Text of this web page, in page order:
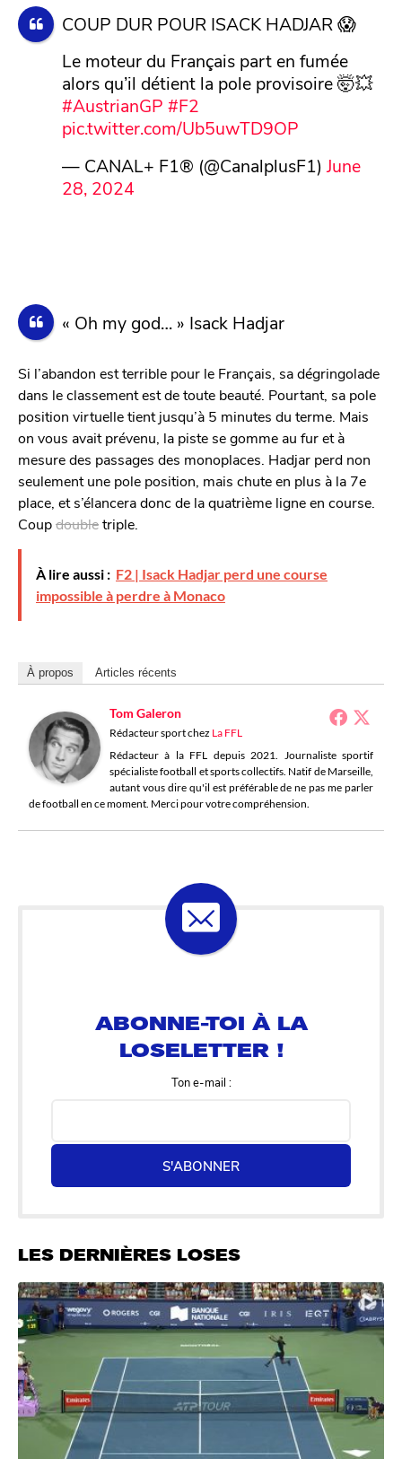
COUP DUR POUR ISACK HADJAR 😱
Le moteur du Français part en fumée
alors qu’il détient la pole provisoire 🤯💥
#AustrianGP #F2
pic.twitter.com/Ub5uwTD9OP
— CANAL+ F1® (@CanalplusF1) June
28, 2024
« Oh my god… » Isack Hadjar
Si l’abandon est terrible pour le Français, sa dégringolade
dans le classement est de toute beauté. Pourtant, sa pole
position virtuelle tient jusqu’à 5 minutes du terme. Mais
on vous avait prévenu, la piste se gomme au fur et à
mesure des passages des monoplaces. Hadjar perd non
seulement une pole position, mais chute en plus à la 7e
place, et s’élancera donc de la quatrième ligne en course.
Coupdoubletriple.
À lire aussi : F2 | Isack Hadjar perd une course
impossible à perdre à Monaco
À propos Articles récents
Tom Galeron
Rédacteur sportchez La FFL
Rédacteur à la FFL depuis 2021. Journaliste sportif
spécialiste football et sports collectifs. Natif de Marseille,
autant vous dire qu'il est préférable de ne pas me parler
de football en ce moment. Merci pour votre compréhension.
Ton e-mail :
S'ABONNER
LES DERNIÈRES LOSES